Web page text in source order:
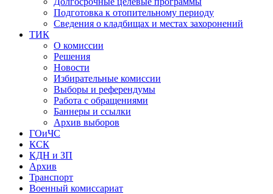
Подготовка к отопительному периоду
Сведения о кладбищах и местах захоронений
ТИК
О комиссии
Решения
Новости
Избирательные комиссии
Выборы и референдумы
Работа с обращениями
Баннеры и ссылки
Архив выборов
ГОиЧС
КСК
КДН и ЗП
Архив
Транспорт
Военный комиссариат